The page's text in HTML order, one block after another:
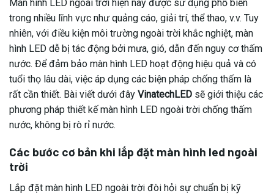
Màn hình LED ngoài trời hiện nay được sử dụng phổ biến
trong nhiều lĩnh vực như quảng cáo, giải trí, thể thao, v.v. Tuy
nhiên, với điều kiện môi trường ngoài trời khắc nghiệt, màn
hình LED dễ bị tác động bởi mưa, gió, dẫn đến nguy cơ thấm
nước. Để đảm bảo màn hình LED hoạt động hiệu quả và có
tuổi thọ lâu dài, việc áp dụng các biện pháp chống thấm là
rất cần thiết. Bài viết dưới đây VinatechLED sẽ giới thiệu các
phương pháp thiết kế màn hình LED ngoài trời chống thấm
nước, không bị rò rỉ nước.
Các bước cơ bản khi lắp đặt màn hình led ngoài
trời
Lắp đặt màn hình LED ngoài trời đòi hỏi sự chuẩn bị kỹ